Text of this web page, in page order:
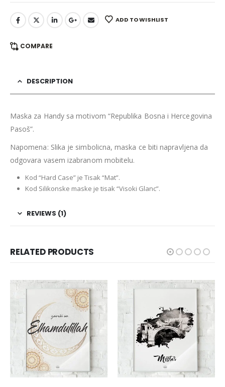
ADD TO WISHLIST
COMPARE
DESCRIPTION
Maska za Handy sa motivom “Republika Bosna i Hercegovina
Pasoš”.
Napomena: Slika je simbolicna, maska ce biti napravljena da
odgovara vasem izabranom mobitelu.
Kod “Hard Case” je Tisak “Mat”.
Kod Silikonske maske je tisak “Visoki Glanc”.
REVIEWS (1)
RELATED PRODUCTS